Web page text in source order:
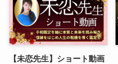
【未恋先生】ショート動画